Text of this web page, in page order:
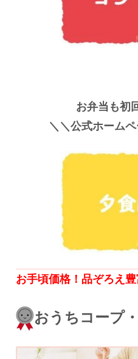
お弁当も初
＼＼公式ホーム
お手頃価格！品ぞろえ豊
おうちコープ